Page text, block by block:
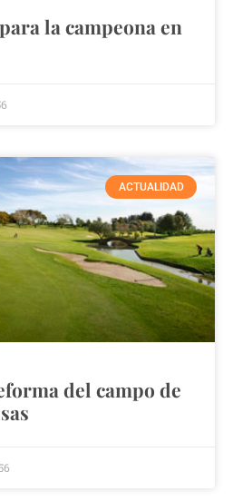
la campeona en
ACTUALIDAD
del campo de